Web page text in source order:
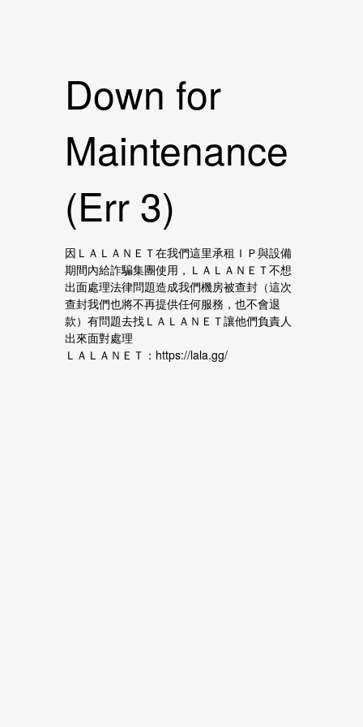
Down for
Maintenance
(Err 3)
因ＬＡＬＡＮＥＴ在我們這里承租ＩＰ與設備
期間內給詐騙集團使用，ＬＡＬＡＮＥＴ不想
出面處理法律問題造成我們機房被查封（這次
查封我們也將不再提供任何服務，也不會退
款）有問題去找ＬＡＬＡＮＥＴ讓他們負責人
出來面對處理
ＬＡＬＡＮＥＴ：https://lala.gg/